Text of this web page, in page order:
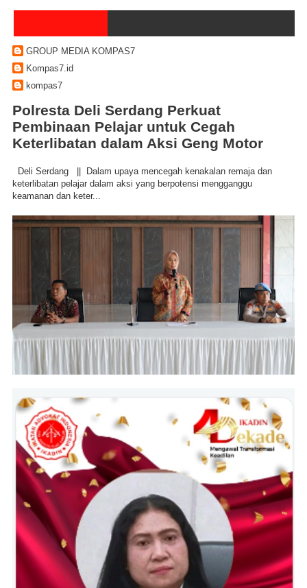
GROUP MEDIA KOMPAS7
Kompas7.id
kompas7
Polresta Deli Serdang Perkuat
Pembinaan Pelajar untuk Cegah
Keterlibatan dalam Aksi Geng Motor
Deli Serdang || Dalam upaya mencegah kenakalan remaja dan
keterlibatan pelajar dalam aksi yang berpotensi mengganggu
keamanan dan keter...